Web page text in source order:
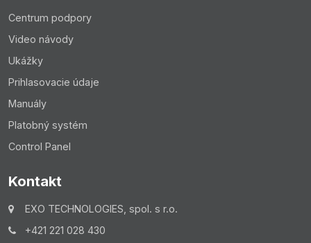
Centrum podpory
Video návody
Ukážky
Prihlasovacie údaje
Manuály
Platobný systém
Control Panel
Kontakt
EXO TECHNOLOGIES, spol. s r.o.
+421 221 028 430